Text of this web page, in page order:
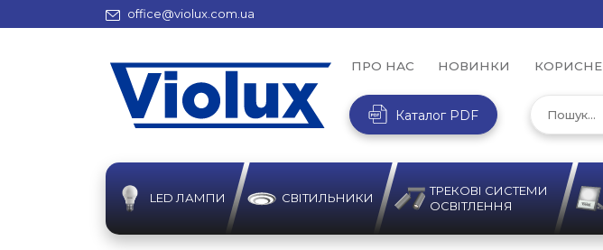
office@violux.com.ua
ПРО НАС НОВИНКИ КОРИСНЕ
Каталог PDF
LED ЛАМПИ СВІТИЛЬНИКИ
ТРЕКОВІ СИСТЕМИ
ОСВІТЛЕННЯ